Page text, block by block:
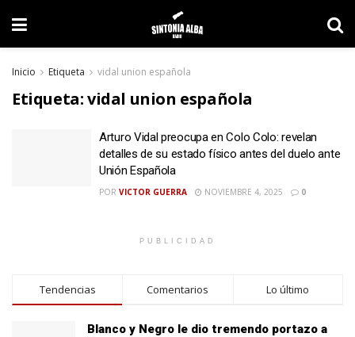
Inicio Etiqueta vidal union española
Etiqueta:vidal union española
Arturo Vidal preocupa en Colo Colo: revelan
detalles de su estado físico antes del duelo ante
Unión Española
POR VICTOR GUERRA NOVIEMBRE 4, 2025 0
PUBLICIDAD
Tendencias Comentarios Lo último
Blanco y Negro le dio tremendo portazo a